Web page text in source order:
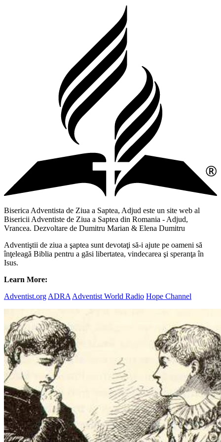
Biserica Adventista de Ziua a Saptea, Adjud este un site web al
Bisericii Adventiste de Ziua a Saptea din Romania - Adjud,
Vrancea. Dezvoltare de Dumitru Marian & Elena Dumitru
Adventiştii de ziua a şaptea sunt devotaţi să-i ajute pe oameni să
înţeleagă Biblia pentru a găsi libertatea, vindecarea şi speranţa în
Isus.
Learn More:
Adventist.org ADRA Adventist World Radio Hope Channel